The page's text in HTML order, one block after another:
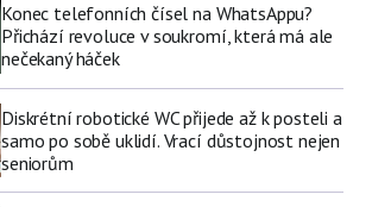
Konec telefonních čísel na WhatsAppu?
Přichází revoluce v soukromí, která má ale
nečekaný háček
Diskrétní robotické WC přijede až k posteli a
samo po sobě uklidí. Vrací důstojnost nejen
seniorům